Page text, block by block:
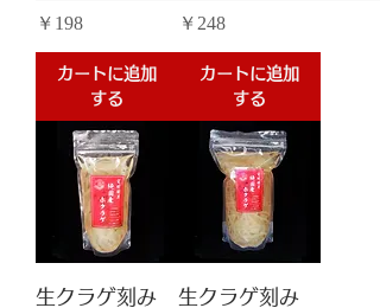
価格
￥198
カートに追加
する
価格
￥248
カートに追加
する
生クラゲ刻み 生クラゲ刻み